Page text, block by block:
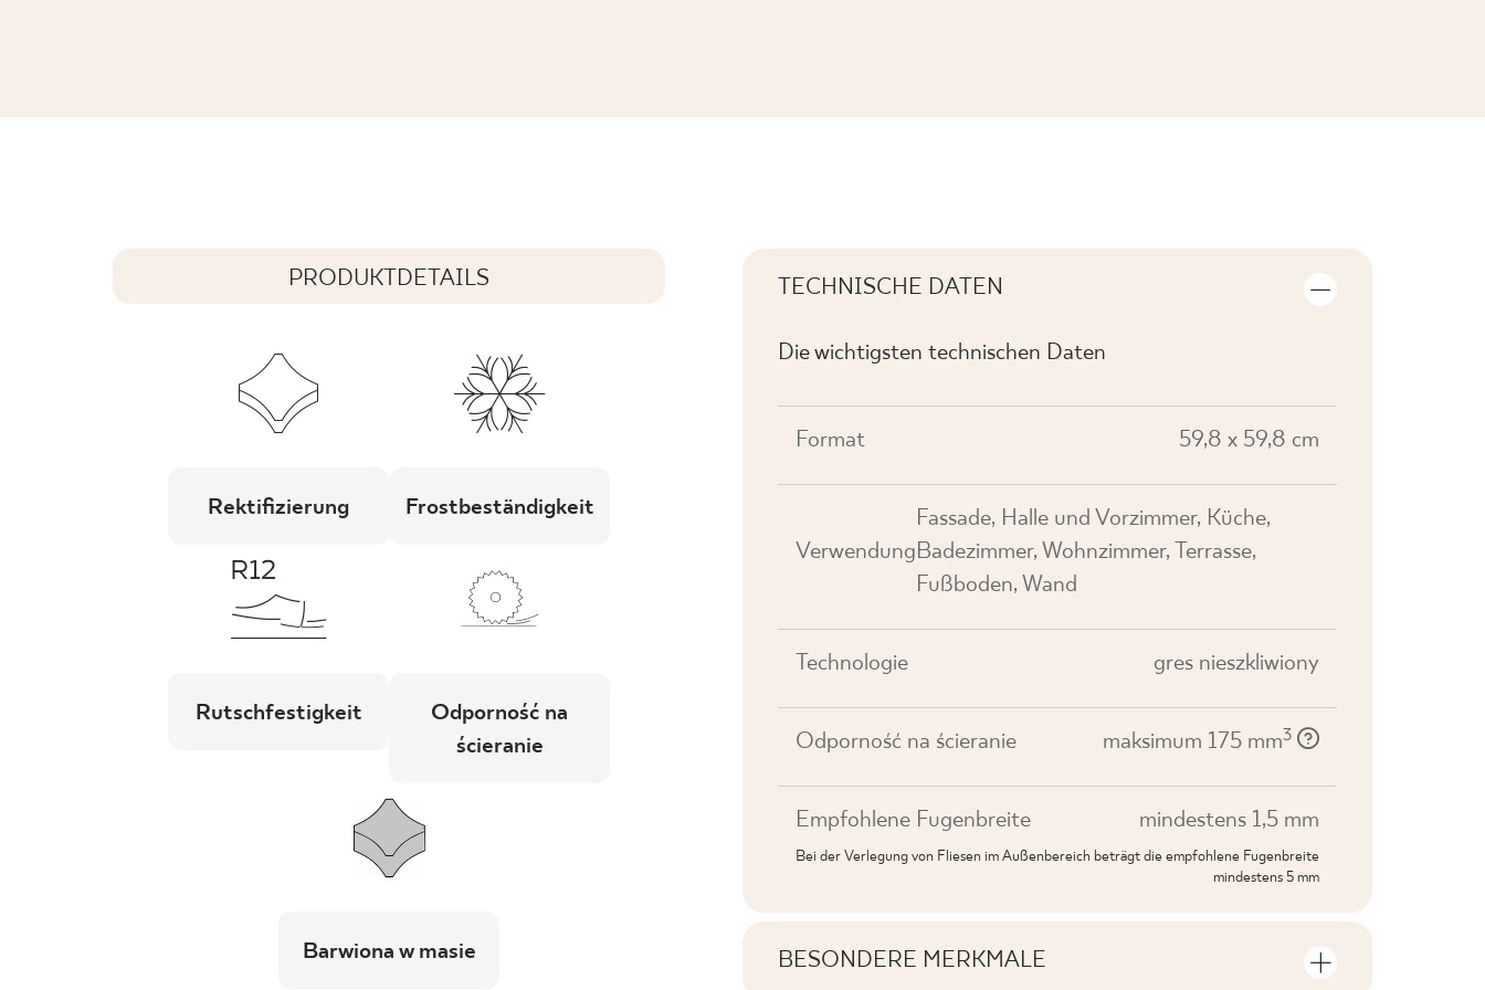
PRODUKTDETAILS
Rektifizierung Frostbeständigkeit
Rutschfestigkeit
Odporność na
ścieranie
Barwiona w masie
TECHNISCHE DATEN
Die wichtigsten technischen Daten
Format 59,8 x 59,8 cm
Verwendung
Fassade, Halle und Vorzimmer, Küche,
Badezimmer, Wohnzimmer, Terrasse,
Fußboden, Wand
Technologie gres nieszkliwiony
Odporność na ścieranie maksimum 175 mm3
Empfohlene Fugenbreite mindestens 1,5 mm
Bei der Verlegung von Fliesen im Außenbereich beträgt die empfohlene Fugenbreite
mindestens 5 mm
BESONDERE MERKMALE